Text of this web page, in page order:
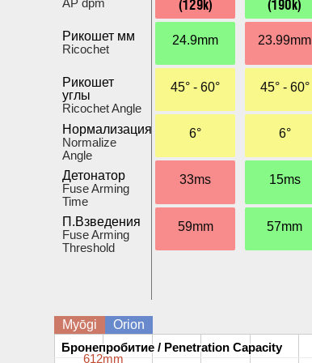
Рикошет мм
Ricochet
Рикошет
углы
Ricochet Angle
Нормализация
Normalize
Angle
Детонатор
Fuse Arming
Time
П.Взведения
Fuse Arming
Threshold
24.9mm
45° - 60°
6°
33ms
59mm
23.99mm
45° - 60°
6°
15ms
57mm
Myōgi Orion
Бронепробитие / Penetration Capacity
Бронепробитие / Penetration Capacity
612mm
612mm